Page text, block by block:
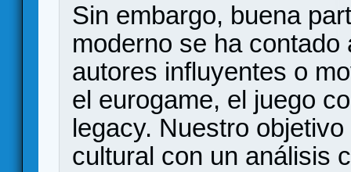
Sin embargo, buena
moderno se ha
autores influyentes o
el eurogame, el juego
legacy. Nuestro
cultural con un análisis